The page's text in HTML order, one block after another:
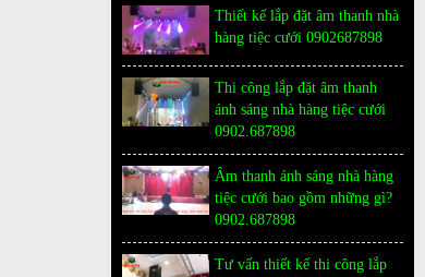
Thiết kế lắp đặt âm thanh nhà
hàng tiệc cưới 0902687898
Thi công lắp đặt âm thanh
ánh sáng nhà hàng tiệc cưới
0902.687898
Âm thanh ánh sáng nhà hàng
tiệc cưới bao gồm những gì?
0902.687898
Tư vấn thiết kế thi công lắp